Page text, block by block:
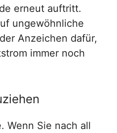
erneut auftritt.
ungewöhnliche
Anzeichen dafür,
immer noch
Wenn Sie nach all